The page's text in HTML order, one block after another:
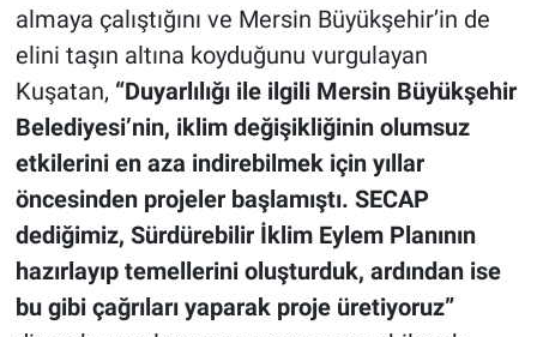
almaya çalıştığını ve Mersin Büyükşehir’in de
elini taşın altına koyduğunu vurgulayan
Kuşatan, “Duyarlılığı ile ilgili Mersin Büyükşehir
Belediyesi’nin, iklim değişikliğinin olumsuz
etkilerini en aza indirebilmek için yıllar
öncesinden projeler başlamıştı. SECAP
dediğimiz, Sürdürebilir İklim Eylem Planının
hazırlayıp temellerini oluşturduk, ardından ise
bu gibi çağrıları yaparak proje üretiyoruz”